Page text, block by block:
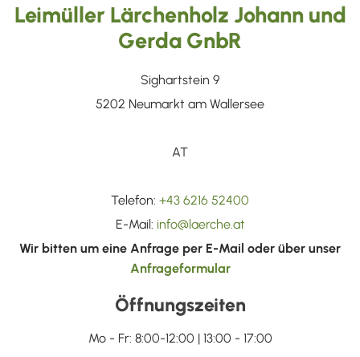
Leimüller Lärchenholz Johann und
Gerda GnbR
Sighartstein 9
5202 Neumarkt am Wallersee
AT
Telefon: +43 6216 52400
E-Mail: info@laerche.at
Wir bitten um eine Anfrage per E-Mail oder über unser
Anfrageformular
Öffnungszeiten
Mo - Fr: 8:00-12:00 | 13:00 - 17:00